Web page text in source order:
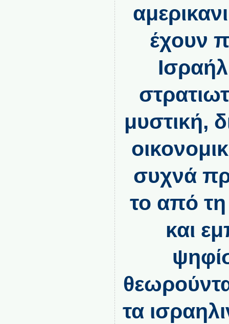
έχουν
μυστική,
συχνά
το από τη
και
τα